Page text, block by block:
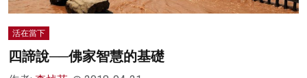
活在當下
四諦說──佛家智慧的基礎